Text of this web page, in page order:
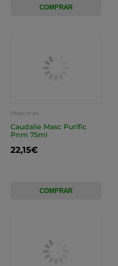
COMPRAR
Máscaras
Caudalie Masc Purific
Pnm 75ml
22,15€
COMPRAR